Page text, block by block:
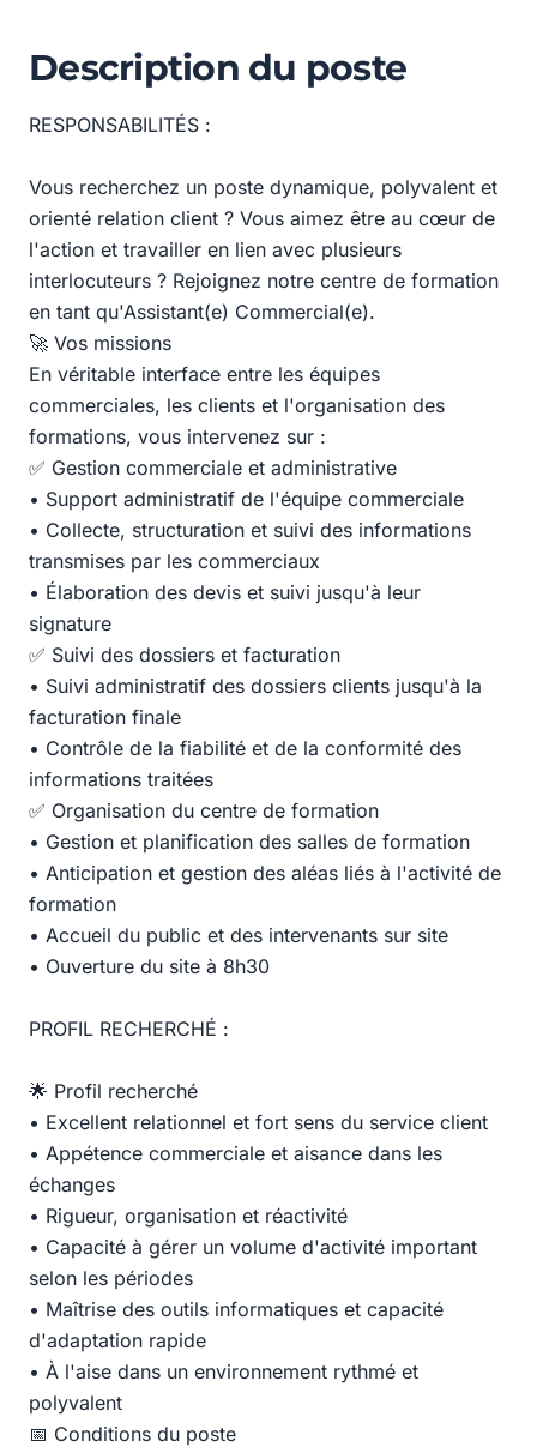
Description du poste
RESPONSABILITÉS :
Vous recherchez un poste dynamique, polyvalent et
orienté relation client ? Vous aimez être au cœur de
l'action et travailler en lien avec plusieurs
interlocuteurs ? Rejoignez notre centre de formation
en tant qu'Assistant(e) Commercial(e).
🚀 Vos missions
En véritable interface entre les équipes
commerciales, les clients et l'organisation des
formations, vous intervenez sur :
✅ Gestion commerciale et administrative
• Support administratif de l'équipe commerciale
• Collecte, structuration et suivi des informations
transmises par les commerciaux
• Élaboration des devis et suivi jusqu'à leur
signature
✅ Suivi des dossiers et facturation
• Suivi administratif des dossiers clients jusqu'à la
facturation finale
• Contrôle de la fiabilité et de la conformité des
informations traitées
✅ Organisation du centre de formation
• Gestion et planification des salles de formation
• Anticipation et gestion des aléas liés à l'activité de
formation
• Accueil du public et des intervenants sur site
• Ouverture du site à 8h30
PROFIL RECHERCHÉ :
🌟 Profil recherché
• Excellent relationnel et fort sens du service client
• Appétence commerciale et aisance dans les
échanges
• Rigueur, organisation et réactivité
• Capacité à gérer un volume d'activité important
selon les périodes
• Maîtrise des outils informatiques et capacité
d'adaptation rapide
• À l'aise dans un environnement rythmé et
polyvalent
📅 Conditions du poste